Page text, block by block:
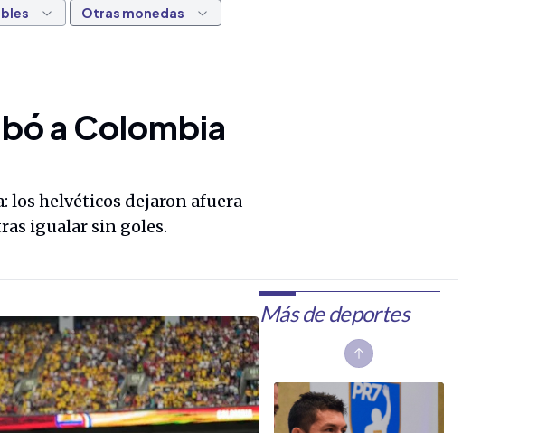
Otras monedas
a Colombia
los helvéticos dejaron afuera
igualar sin goles.
Más de deportes
Previous slide